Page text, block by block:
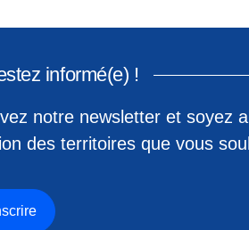
informé(e) !
notre newsletter et soyez
des territoires que vous